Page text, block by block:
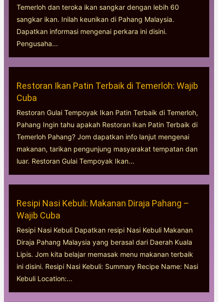
Temerloh dan teroka ikan sangkar dengan lebih 60
sangkar ikan. Inilah keunikan di Pahang Malaysia.
Dapatkan informasi mengenai perkara ini disini.
Pengusaha...
Restoran Ikan Patin Terbaik di Temerloh: Wajib
Cuba
Restoran Gulai Tempoyak Ikan Patin Terbaik di Temerloh,
Pahang Ingin tahu apakah Restoran Ikan Patin Terbaik di
Temerloh Pahang? Jom dapatkan info lanjut mengenai
makanan, tarikan pengunjung masyarakat tempatan dan
luar. Restoran Gulai Tempoyak Ikan...
Resipi Nasi Kebuli: Makanan Diraja Pahang –
Wajib Cuba
Resipi Nasi Kebuli Dapatkan resipi Nasi Kebuli Makanan
Diraja Pahang Malaysia yang berasal dari Daerah Kuala
Lipis. Jom kita belajar memasak menu makanan terbaik
ini disini. Resipi Nasi Kebuli: Summary Recipe Name: Nasi
Kebuli Location:...